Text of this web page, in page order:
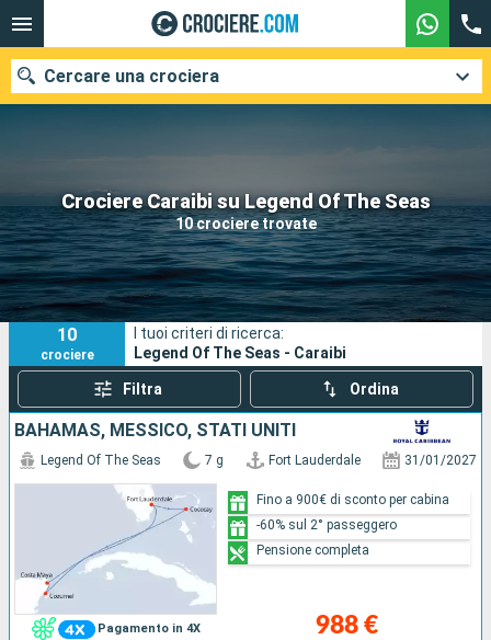
Crociere Caraibi su Legend Of The Seas
10 crociere trovate
Cercare una crociera
Le nostre destinazioni
Mesi di partenza
Porti Compagnie
Ricerca
10
crociere
I tuoi criteri di ricerca:
Legend Of The Seas - Caraibi
Filtra Ordina
BAHAMAS, MESSICO, STATI UNITI
Pagamento in 4X
Legend Of The Seas 7 g Fort Lauderdale 31/01/2027
988 €
Fino a 900€ di sconto per cabina
-60% sul 2° passeggero
Pensione completa